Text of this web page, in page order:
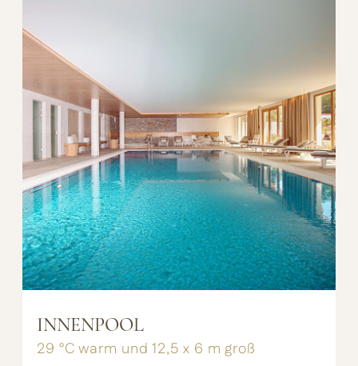
INNENPOOL
29 °C warm und 12,5 x 6 m groß